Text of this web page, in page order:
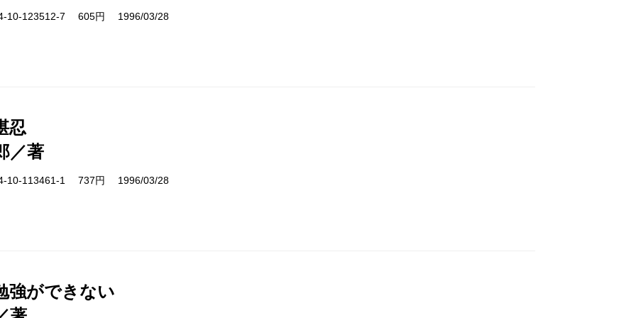
10-123512-7 605円 1996/03/28
忍
／著
10-113461-1 737円 1996/03/28
強ができない